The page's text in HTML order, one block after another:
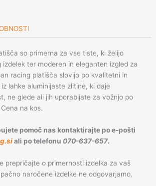
so primerna za vse tiste, ki želijo
ter moderen in eleganten izgled za
racing platišča slovijo po kvalitetni in
lahke aluminijaste zlitine, ki daje
ne glede ali jih uporabljate za vožnjo po
na kos.
pomoč nas kontaktirajte po e-pošti
ali po telefonu 070-637-657.
prepričajte o primernosti izdelka za vaš
naročene izdelke ne odgovarjamo.